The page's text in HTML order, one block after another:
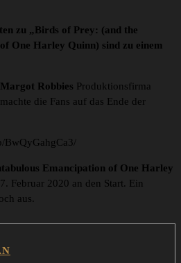
zu „Birds of Prey: (and the
One Harley Quinn) sind zu einem
Margot Robbies Produktionsfirma
machte die Fans auf das Ende der
BwQyGahgCa3/
Emancipation of One Harley
Februar 2020 an den Start. Ein
aus.